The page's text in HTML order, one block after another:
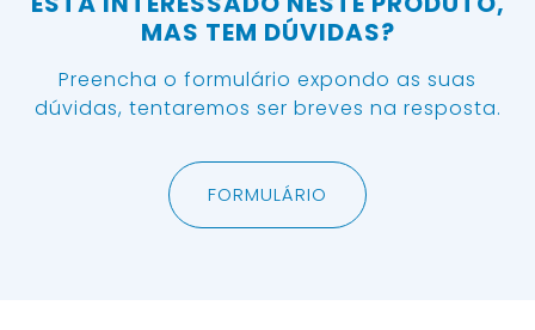
MAS TEM DÚVIDAS?
Preencha o formulário expondo as suas
dúvidas, tentaremos ser breves na resposta.
FORMULÁRIO